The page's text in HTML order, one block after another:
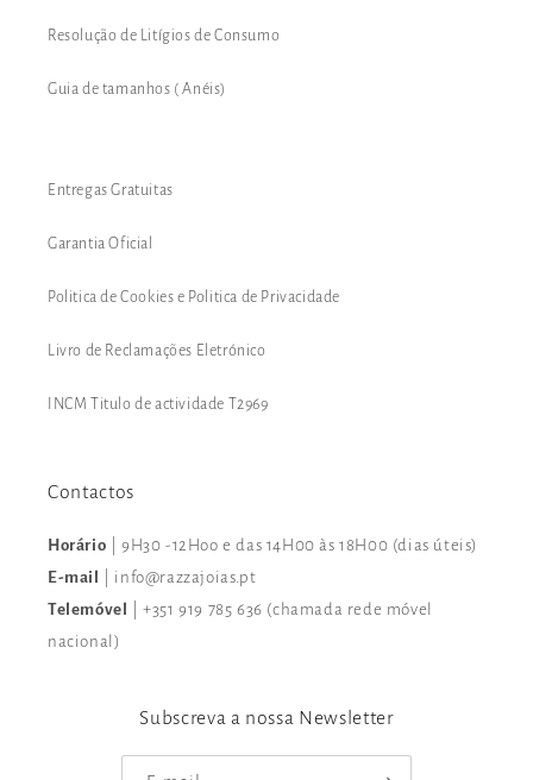
Resolução de Litígios de Consumo
Guia de tamanhos ( Anéis)
Entregas Gratuitas
Garantia Oficial
Politica de Cookies e Politica de Privacidade
Livro de Reclamações Eletrónico
INCM Titulo de actividade T2969
Contactos
Horário | 9H30 -12Hoo e das 14H00 às 18H00 (dias úteis)
E-mail
| info@razzajoias.pt
Telemóvel
| +351 919 785 636 (chamada rede móvel
nacional)
Subscreva a nossa Newsletter